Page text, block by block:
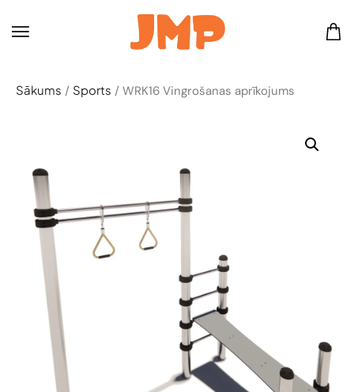
Sākums / Sports / WRK16 Vingrošanas aprīkojums